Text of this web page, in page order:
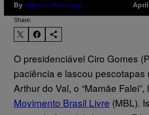
By Alfredo Henrique
Share:
O presidenciável Ciro Gomes
paciência e lascou pescotapas
Arthur do Val, o “Mamãe Falei”,
Movimento Brasil Livre (MBL).